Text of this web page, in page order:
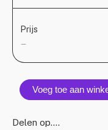
Prijs
—
Voeg toe aan
Delen op….